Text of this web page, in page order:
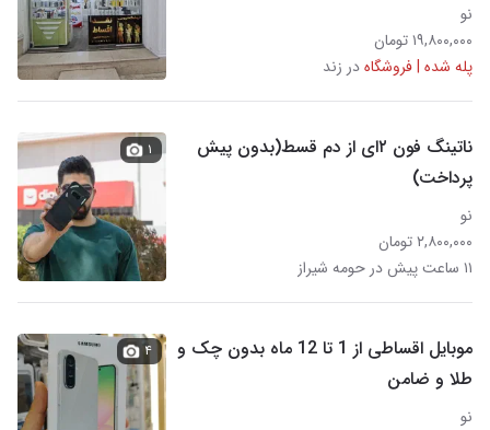
نو
۱۹,۸۰۰,۰۰۰ تومان
پله شده | فروشگاهدر زند
ناتینگ فون ۲ای از دم قسط(بدون پیش
پرداخت)
نو
۲,۸۰۰,۰۰۰ تومان
۱۱ ساعت پیش در حومه شیراز
۱
موبایل اقساطی از 1 تا 12 ماه بدون چک و
طلا و ضامن
نو
۴